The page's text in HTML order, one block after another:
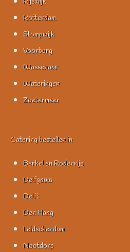
Rotterdam
Stompwijk
Voorburg
Wassenaar
Wateringen
Zoetermeer
Catering bestellen in
Berkel en Rodenrijs
Delfgauw
Delft
Den Haag
Leidschendam
Nootdorp